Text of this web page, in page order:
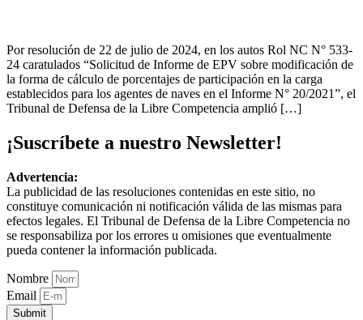
Por resolución de 22 de julio de 2024, en los autos Rol NC N° 533-
24 caratulados “Solicitud de Informe de EPV sobre modificación de
la forma de cálculo de porcentajes de participación en la carga
establecidos para los agentes de naves en el Informe N° 20/2021”, el
Tribunal de Defensa de la Libre Competencia amplió […]
¡Suscríbete a nuestro Newsletter!
Advertencia:
La publicidad de las resoluciones contenidas en este sitio, no
constituye comunicación ni notificación válida de las mismas para
efectos legales. El Tribunal de Defensa de la Libre Competencia no
se responsabiliza por los errores u omisiones que eventualmente
pueda contener la información publicada.
Nombre
Email
Submit